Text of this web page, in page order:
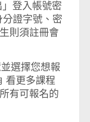
登入帳號密
證字號、密
則須註冊會
選擇您想報
看更多課程
有可報名的